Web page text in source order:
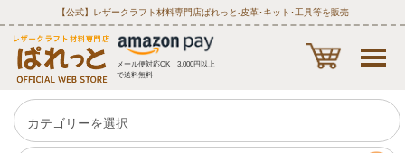
【公式】レザークラフト材料専門店ぱれっと‐皮革･キット･工具等を販売
メール便対応OK 3,000円以上
で送料無料